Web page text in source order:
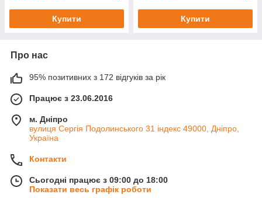
Купити Купити
Про нас
95% позитивних з 172 відгуків за рік
Працює з 23.06.2016
м. Дніпро
вулиця Сергія Подолинського 31 індекс 49000, Дніпро,
Україна
Контакти
Сьогодні працює з 09:00 до 18:00
Показати весь графік роботи